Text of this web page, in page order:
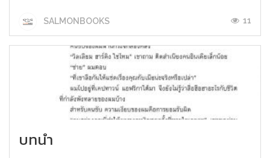
SALMONBOOKS 11
บทนำ